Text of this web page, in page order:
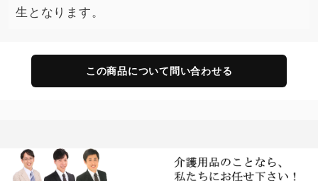
生となります。
この商品について問い合わせる